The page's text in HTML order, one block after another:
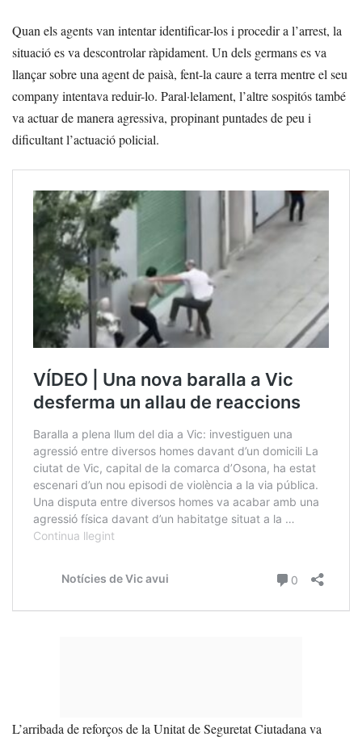
Quan els agents van intentar identificar-los i procedir a l’arrest, la
situació es va descontrolar ràpidament. Un dels germans es va
llançar sobre una agent de paisà, fent-la caure a terra mentre el seu
company intentava reduir-lo. Paral·lelament, l’altre sospitós també
va actuar de manera agressiva, propinant puntades de peu i
dificultant l’actuació policial.
L’arribada de reforços de la Unitat de Seguretat Ciutadana va